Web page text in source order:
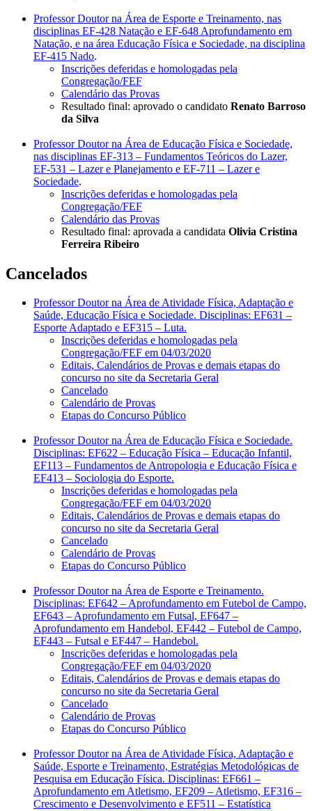
Professor Doutor na Área de Esporte e Treinamento, nas
disciplinas EF-428 Natação e EF-648 Aprofundamento em
Natação, e na área Educação Física e Sociedade, na disciplina
EF-415 Nado.
Inscrições deferidas e homologadas pela
Congregação/FEF
Calendário das Provas
Resultado final: aprovado o candidato Renato Barroso
da Silva
Professor Doutor na Área de Educação Física e Sociedade,
nas disciplinas EF-313 – Fundamentos Teóricos do Lazer,
EF-531 – Lazer e Planejamento e EF-711 – Lazer e
Sociedade.
Inscrições deferidas e homologadas pela
Congregação/FEF
Calendário das Provas
Resultado final: aprovada a candidata Olivia Cristina
Ferreira Ribeiro
Cancelados
Professor Doutor na Área de Atividade Física, Adaptação e
Saúde, Educação Física e Sociedade. Disciplinas: EF631 –
Esporte Adaptado e EF315 – Luta.
Inscrições deferidas e homologadas pela
Congregação/FEF em 04/03/2020
Editais, Calendários de Provas e demais etapas do
concurso no site da Secretaria Geral
Cancelado
Calendário de Provas
Etapas do Concurso Público
Professor Doutor na Área de Educação Física e Sociedade.
Disciplinas: EF622 – Educação Física – Educação Infantil,
EF113 – Fundamentos de Antropologia e Educação Física e
EF413 – Sociologia do Esporte.
Inscrições deferidas e homologadas pela
Congregação/FEF em 04/03/2020
Editais, Calendários de Provas e demais etapas do
concurso no site da Secretaria Geral
Cancelado
Calendário de Provas
Etapas do Concurso Público
Professor Doutor na Área de Esporte e Treinamento.
Disciplinas: EF642 – Aprofundamento em Futebol de Campo,
EF643 – Aprofundamento em Futsal, EF647 –
Aprofundamento em Handebol, EF442 – Futebol de Campo,
EF443 – Futsal e EF447 – Handebol.
Inscrições deferidas e homologadas pela
Congregação/FEF em 04/03/2020
Editais, Calendários de Provas e demais etapas do
concurso no site da Secretaria Geral
Cancelado
Calendário de Provas
Etapas do Concurso Público
Professor Doutor na Área de Atividade Física, Adaptação e
Saúde, Esporte e Treinamento, Estratégias Metodológicas de
Pesquisa em Educação Física. Disciplinas: EF661 –
Aprofundamento em Atletismo, EF209 – Atletismo, EF316 –
Crescimento e Desenvolvimento e EF511 – Estatística